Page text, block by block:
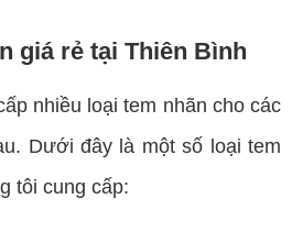
giá rẻ tại Thiên Bình
nhiều loại tem nhãn cho các
Dưới đây là một số loại tem
tôi cung cấp: